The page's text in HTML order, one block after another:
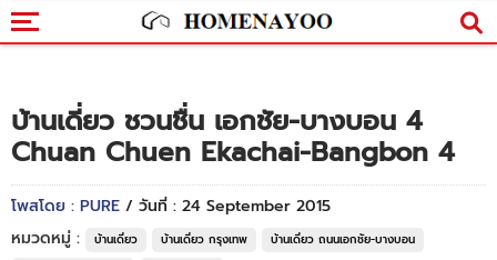
บ้านเดี่ยว ชวนชื่น เอกชัย-บางบอน 4
Chuan Chuen Ekachai-Bangbon 4
โพสโดย : PURE / วันที่ : 24 September 2015
หมวดหมู่ :
บ้านเดี่ยว บ้านเดี่ยว กรุงเทพ
บ้านเดี่ยว ถนนเอกชัย-บางบอน